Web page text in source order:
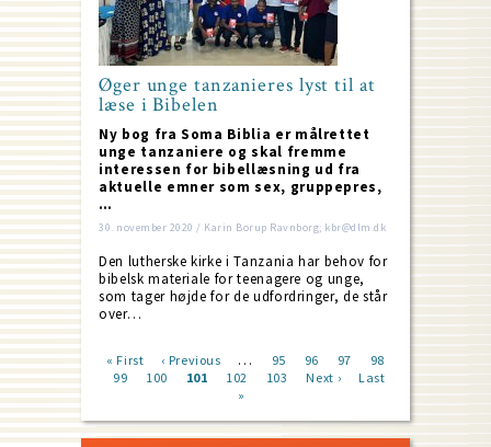
Øger unge tanzanieres lyst til at
læse i Bibelen
Ny bog fra Soma Biblia er målrettet
unge tanzaniere og skal fremme
interessen for bibellæsning ud fra
aktuelle emner som sex, gruppepres,
…
30. november 2020 / Karin Borup Ravnborg; kbr@dlm.dk
Den lutherske kirke i Tanzania har behov for
bibelsk materiale for teenagere og unge,
som tager højde for de udfordringer, de står
over…
Pagination
First
page
« First
Previous
page
‹ Previous … Page
95 Page
96 Page
97 Page
98
Page
99 Page
100
Current
101 Page
102 Page
103
Next
Next ›
Last
Last
»